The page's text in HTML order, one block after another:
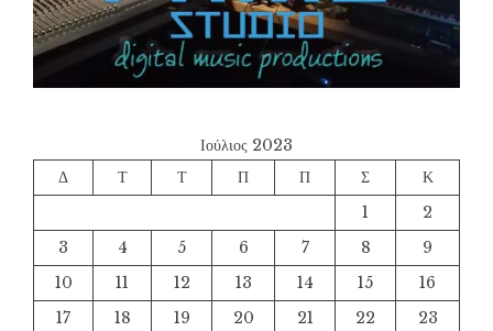
Ιούλιος 2023
Δ
Τ Τ Π Π Σ
Κ
1
2
3
4 5 6 7 8
9
10
11 12 13 14 15
16
17
18 19 20 21 22
23